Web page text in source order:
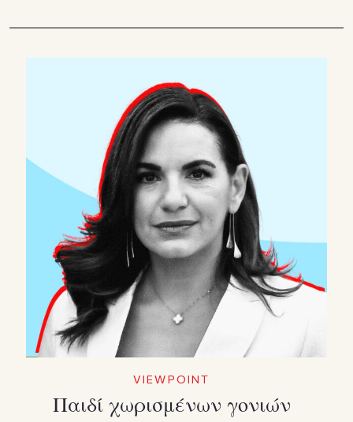
VIEWPOINT
Παιδί χωρισμένων γονιών